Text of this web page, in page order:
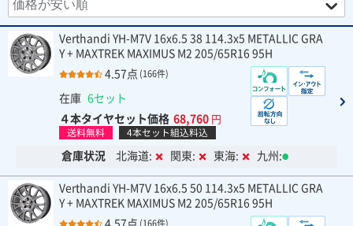
Verthandi YH-M7V 16x6.5 38 114.3x5 METALLIC GRA
Y + MAXTREK MAXIMUS M2 205/65R16 95H
4.57点 (166件)
在庫 6セット
４本タイヤセット価格 68,760 円
送料無料 4本セット組込料込
倉庫状況 北海道: 関東: 東海: 九州:
Verthandi YH-M7V 16x6.5 50 114.3x5 METALLIC GRA
Y + MAXTREK MAXIMUS M2 205/65R16 95H
(166件)